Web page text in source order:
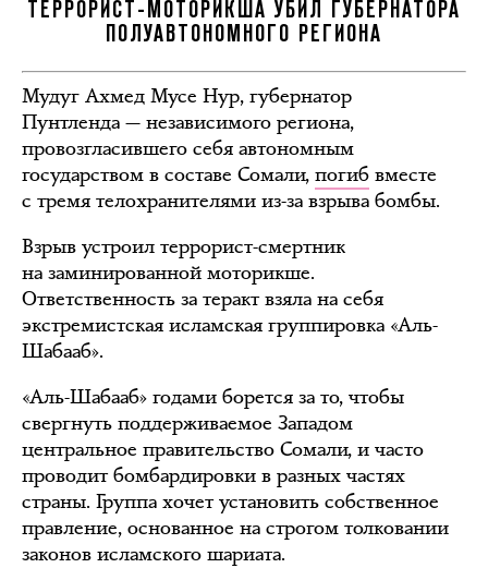
ТЕРРОРИСТ-МОТОРИКША УБИЛ ГУБЕРНАТОРА
ПОЛУАВТОНОМНОГО РЕГИОНА
Мудуг Ахмед Мусе Нур, губернатор
Пунтленда — независимого региона,
провозгласившего себя автономным
государством в составе Сомали, погиб вместе
с тремя телохранителями из-за взрыва бомбы.
Взрыв устроил террорист-смертник
на заминированной моторикше.
Ответственность за теракт взяла на себя
экстремистская исламская группировка «Аль-
Шабааб».
«Аль-Шабааб» годами борется за то, чтобы
свергнуть поддерживаемое Западом
центральное правительство Сомали, и часто
проводит бомбардировки в разных частях
страны. Группа хочет установить собственное
правление, основанное на строгом толковании
законов исламского шариата.